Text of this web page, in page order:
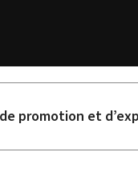
promotion et